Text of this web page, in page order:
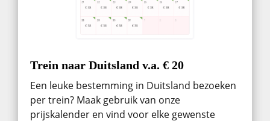
Trein naar Duitsland v.a. € 20
Een leuke bestemming in Duitsland bezoeken
per trein? Maak gebruik van onze
prijskalender en vind voor elke gewenste